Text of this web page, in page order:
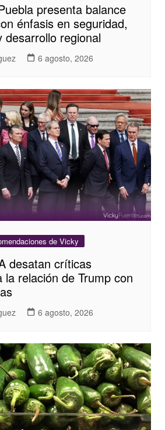
presenta balance
énfasis en seguridad,
desarrollo regional
6 agosto, 2026
de Vicky
desatan críticas
la relación de Trump con
6 agosto, 2026